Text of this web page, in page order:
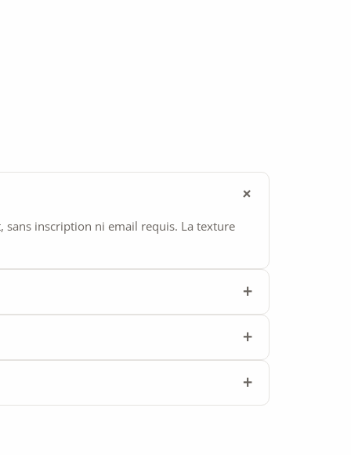
sans inscription ni email requis. La texture